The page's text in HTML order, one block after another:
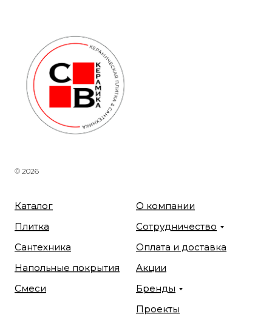
© 2026
Каталог
Плитка
Сантехника
Напольные покрытия
Смеси
О компании
Сотрудничество
Оплата и доставка
Акции
Бренды
Проекты